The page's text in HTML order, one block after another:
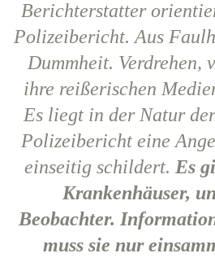
Berichterstatter
Polizeibericht. Aus
Dummheit. Verdrehen,
ihre reißerischen
Es liegt in der Natur
Polizeibericht eine
einseitig schildert. Es
Krankenhäuser,
Beobachter.
muss sie nur